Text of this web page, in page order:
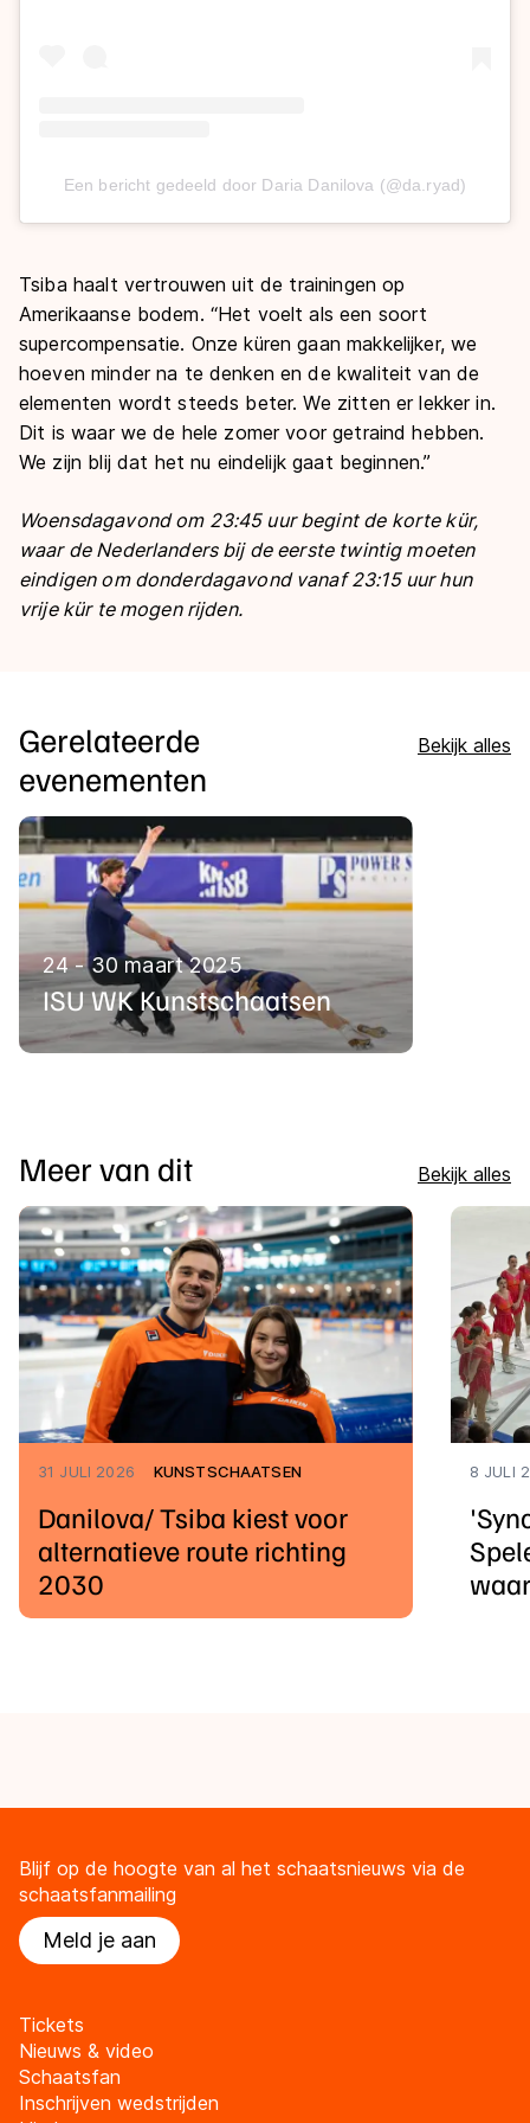
Een bericht gedeeld door Daria Danilova (@da.ryad)
Tsiba haalt vertrouwen uit de trainingen op
Amerikaanse bodem. “Het voelt als een soort
supercompensatie. Onze küren gaan makkelijker, we
hoeven minder na te denken en de kwaliteit van de
elementen wordt steeds beter. We zitten er lekker in.
Dit is waar we de hele zomer voor getraind hebben.
We zijn blij dat het nu eindelijk gaat beginnen.”
Woensdagavond om 23:45 uur begint de korte kür,
waar de Nederlanders bij de eerste twintig moeten
eindigen om donderdagavond vanaf 23:15 uur hun
vrije kür te mogen rijden.
Gerelateerde
evenementen
Bekijk alles
24 - 30 maart 2025
ISU WK Kunstschaatsen
Meer van dit Bekijk alles
31 JULI 2026 KUNSTSCHAATSEN
Danilova/ Tsiba kiest voor
alternatieve route richting
2030
8 JULI
Blijf op de hoogte van al het schaatsnieuws via de
schaatsfanmailing
Meld je aan
Tickets
Nieuws & video
Schaatsfan
Inschrijven wedstrijden